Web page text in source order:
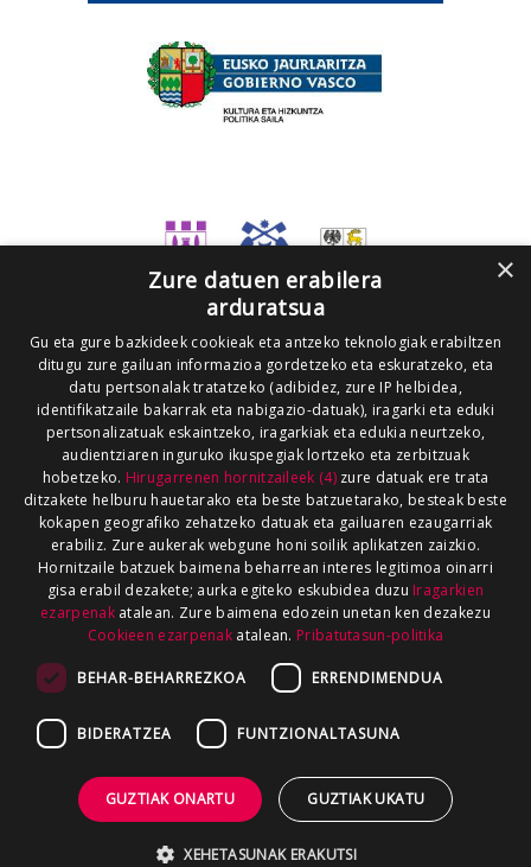
×
Zure datuen erabilera
arduratsua
Gu eta gure bazkideek cookieak eta antzeko teknologiak erabiltzen
ditugu zure gailuan informazioa gordetzeko eta eskuratzeko, eta
datu pertsonalak tratatzeko (adibidez, zure IP helbidea,
identifikatzaile bakarrak eta nabigazio-datuak), iragarki eta eduki
pertsonalizatuak eskaintzeko, iragarkiak eta edukia neurtzeko,
audientziaren inguruko ikuspegiak lortzeko eta zerbitzuak
hobetzeko. Hirugarrenen hornitzaileek (4)zure datuak ere trata
ditzakete helburu hauetarako eta beste batzuetarako, besteak beste
kokapen geografiko zehatzeko datuak eta gailuaren ezaugarriak
erabiliz. Zure aukerak webgune honi soilik aplikatzen zaizkio.
Hornitzaile batzuek baimena beharrean interes legitimoa oinarri
gisa erabil dezakete; aurka egiteko eskubidea duzu Iragarkien
ezarpenakatalean. Zure baimena edozein unetan ken dezakezu
Cookieen ezarpenak atalean. Pribatutasun-politika
BEHAR-BEHARREZKOA ERRENDIMENDUA
BIDERATZEA FUNTZIONALTASUNA
GUZTIAK ONARTU GUZTIAK UKATU
XEHETASUNAK ERAKUTSI